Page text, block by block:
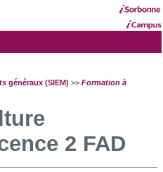
généraux (SIEM) >> Formation à
2 FAD